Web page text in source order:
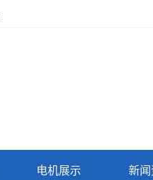
电机展示 新